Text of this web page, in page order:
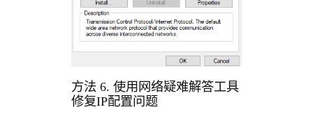
方法 6. 使用网络疑难解答工具
修复IP配置问题